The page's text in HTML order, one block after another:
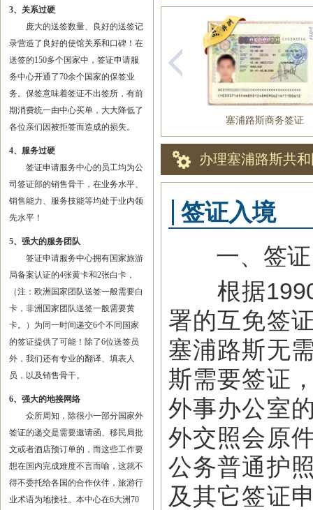
3、关系过硬
庞大的送签数量、良好的送签记
录营造了良好的使馆关系和口碑！在
送签的150多个国家中，签证申请服
务中心开通了70余个国家的保签业
务。保签意味着签证不出签所，有前
期消费统一由中心买单，大大降低了
各位亲们因被拒签而造成的损失。
4、服务过硬
签证申请服务中心的员工均为公
司签证部的销售骨干，在业务水平、
销售能力、服务技能等均处于业内领
先水平！
5、强大的服务团队
签证申请服务中心拥有国家旅游
局备案认证的4张黄卡和2张白卡，
（注：欧洲国家团队送签一般需要白
卡，非洲国家团队送签一般需要黄
卡。）为同一时间递交6个不同国家
的签证提供了可能！除了6位送签员
外，我们还有专业的翻译、填表人
员，以及销售骨干。
6、强大的地接网络
众所周知，除很小一部分国家外
签证的递交是需要邀请函、移民局批
文或者酒店预订单的，而这些工作要
想在国内完成难度不言而喻，这就不
得不委托给各国的合作伙伴，旅游行
业术语为地接社。本中心在6大洲70
塞浦路斯商务签证
办理塞浦路斯共
签证入境
一、签证
根据1990
署的互免签
塞浦路斯无
斯需要签证
外事办公室
外交照会原
公务普通护
及其它签证